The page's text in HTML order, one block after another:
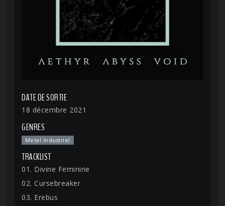
DATE DE SORTIE
18 décembre 2021
GENRES
Metal Industriel
TRACKLIST
01. Divine Feminine
02. Cursebreaker
03. Erebus